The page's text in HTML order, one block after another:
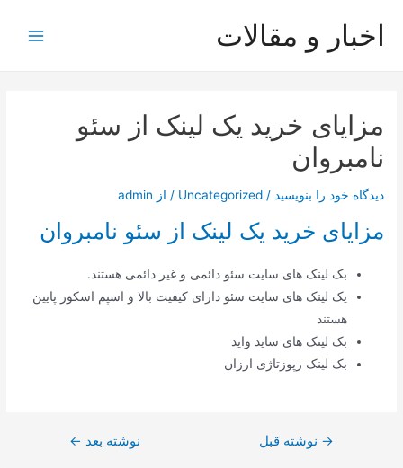
اخبار و مقالات
مزایای خرید یک لینک از سئو
نامبروان
دیدگاه‌ خود را بنویسید /
Uncategorized / از admin
مزایای خرید یک لینک از سئو نامبروان
بک لینک های سایت سئو دائمی و غیر دائمی هستند.
یک لینک های سایت سئو دارای کیفیت بالا و اسپم اسکور پایین
هستند
بک لینک های ساید واید
بک لینک رپوزتاژی ارزان
راهبری
→ نوشته قبل نوشته بعد ←